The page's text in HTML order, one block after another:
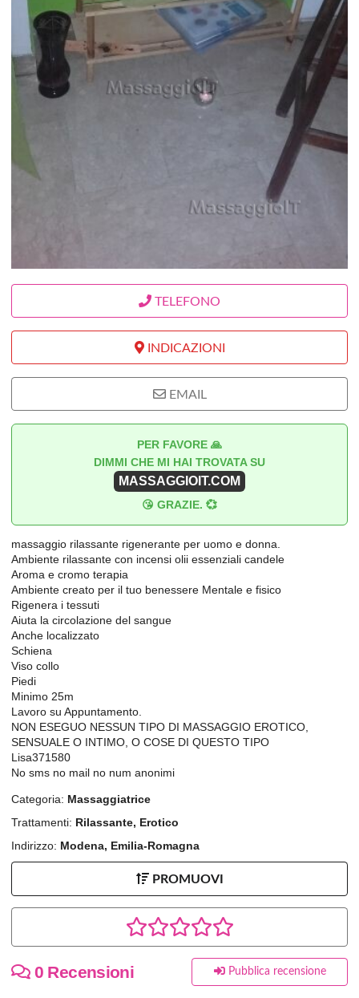
TELEFONO
INDICAZIONI
EMAIL
PER FAVORE 🙏
DIMMI CHE MI HAI TROVATA SU
MASSAGGIOIT.COM
😘 GRAZIE. 💞
massaggio rilassante rigenerante per uomo e donna.
Ambiente rilassante con incensi olii essenziali candele
Aroma e cromo terapia
Ambiente creato per il tuo benessere Mentale e fisico
Rigenera i tessuti
Aiuta la circolazione del sangue
Anche localizzato
Schiena
Viso collo
Piedi
Minimo 25m
Lavoro su Appuntamento.
NON ESEGUO NESSUN TIPO DI MASSAGGIO EROTICO,
SENSUALE O INTIMO, O COSE DI QUESTO TIPO
Lisa371580
No sms no mail no num anonimi
Categoria: Massaggiatrice
Trattamenti: Rilassante, Erotico
Indirizzo: Modena, Emilia-Romagna
PROMUOVI
0 Recensioni Pubblica recensione